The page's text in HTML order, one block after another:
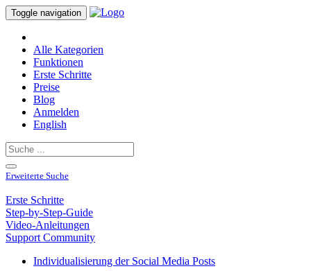
Toggle navigation
Alle Kategorien
Funktionen
Erste Schritte
Preise
Blog
Anmelden
English
Erweiterte Suche
Erste Schritte
Step-by-Step-Guide
Video-Anleitungen
Support Community
Individualisierung der Social Media Posts